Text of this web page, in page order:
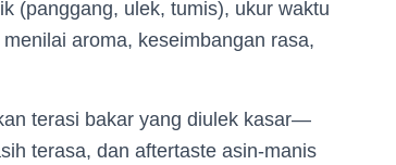
(panggang, ulek, tumis), ukur waktu
aroma, keseimbangan rasa,
terasi bakar yang diulek kasar—
terasa, dan aftertaste asin-manis